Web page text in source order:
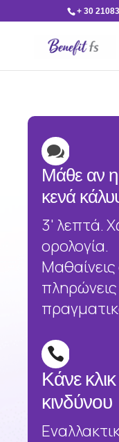
+ 30

Μάθε αν η
κενά
3' λεπτά.
ορολογία.

Κάνε
κινδύνου